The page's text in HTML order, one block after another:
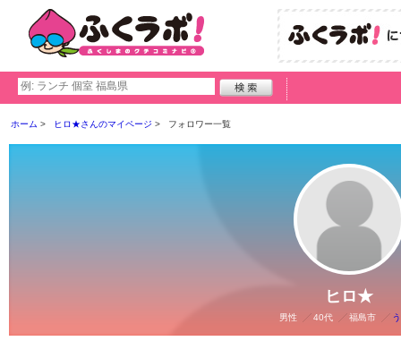
ホーム ヒロ★さんのマイページ フォロワー一覧
ヒロ★
男性 40代 福島市